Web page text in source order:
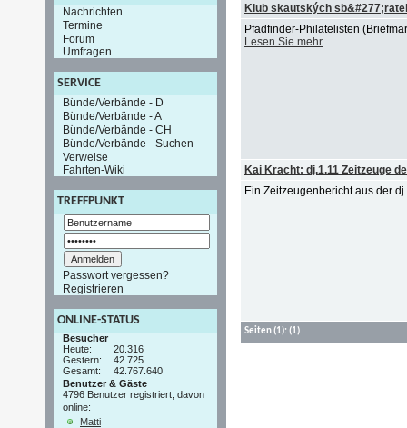
Nachrichten
Termine
Forum
Umfragen
SERVICE
Bünde/Verbände - D
Bünde/Verbände - A
Bünde/Verbände - CH
Bünde/Verbände - Suchen
Verweise
Fahrten-Wiki
TREFFPUNKT
Passwort vergessen?
Registrieren
ONLINE-STATUS
Besucher
Heute:
20.316
Gestern:
42.725
Gesamt:
42.767.640
Benutzer & Gäste
4796 Benutzer registriert, davon
online:
Matti
Klub skautských
Pfadfinder-Philatelisten
Lesen Sie mehr
Kai Kracht: dj.1.11 Zeitzeuge
Ein Zeitzeugenbericht aus der
Seiten(1): (1)